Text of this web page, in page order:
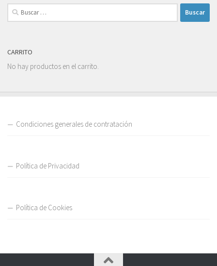
CARRITO
No hay productos en el carrito.
Condiciones generales de contratación
Política de Privacidad
Política de Cookies